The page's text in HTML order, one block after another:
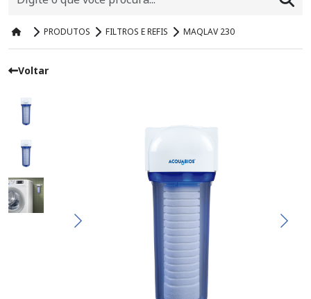
PRODUTOS FILTROS E REFIS MAQLAV 230
Voltar